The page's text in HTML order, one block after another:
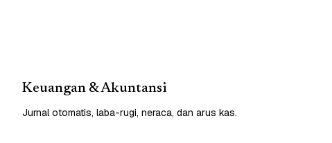
Keuangan & Akuntansi
Jurnal otomatis, laba-rugi, neraca, dan arus kas.